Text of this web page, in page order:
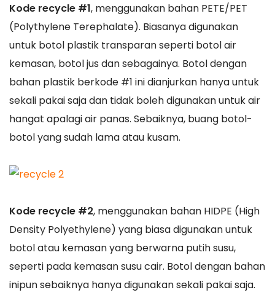
Kode recycle #1, menggunakan bahan PETE/PET
(Polythylene Terephalate). Biasanya digunakan
untuk botol plastik transparan seperti botol air
kemasan, botol jus dan sebagainya. Botol dengan
bahan plastik berkode #1 ini dianjurkan hanya untuk
sekali pakai saja dan tidak boleh digunakan untuk air
hangat apalagi air panas. Sebaiknya, buang botol-
botol yang sudah lama atau kusam.
Kode recycle #2, menggunakan bahan HIDPE (High
Density Polyethylene) yang biasa digunakan untuk
botol atau kemasan yang berwarna putih susu,
seperti pada kemasan susu cair. Botol dengan bahan
inipun sebaiknya hanya digunakan sekali pakai saja.